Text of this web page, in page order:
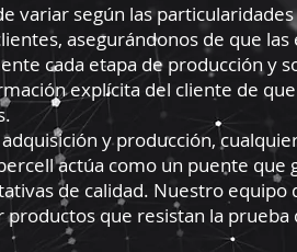
variar según las
asegurándonos de que las
cada etapa de producción y
explícita del cliente de
y producción,
actúa como un puente que
de calidad. Nuestro equipo
que resistan la prueba